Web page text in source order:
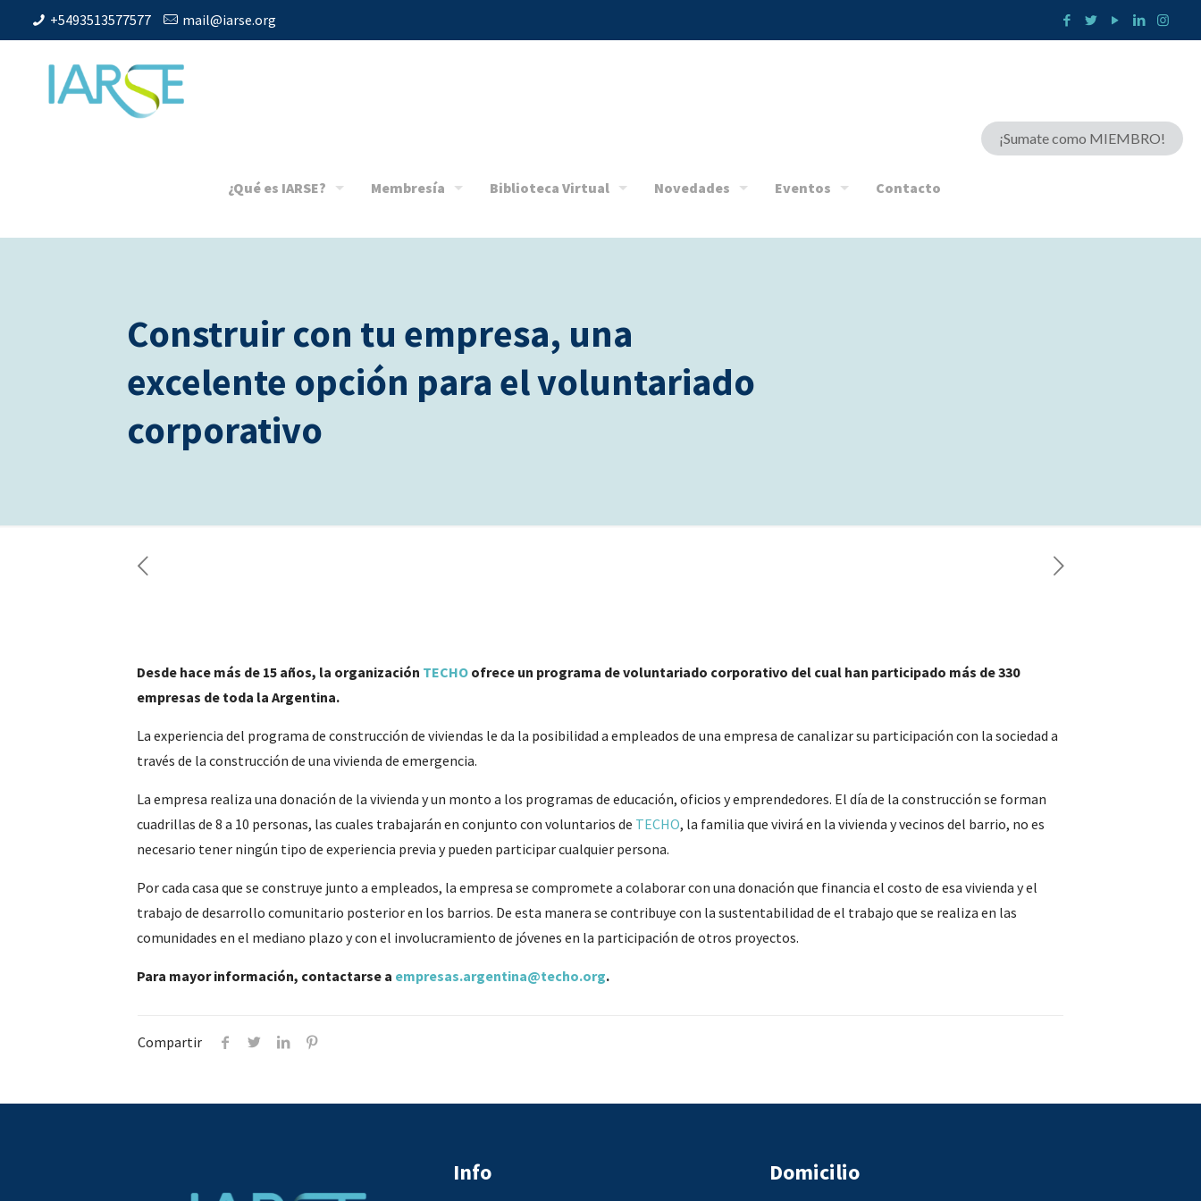
+5493513577577 mail@iarse.org
¿Qué es IARSE? Membresía Biblioteca Virtual Novedades Eventos Contacto
¡Sumate como MIEMBRO!
Construir con tu empresa, una
excelente opción para el voluntariado
corporativo
Desde hace más de 15 años, la organización TECHOofrece un programa de voluntariado corporativo del cual han participado más de 330
empresas de toda la Argentina.
La experiencia del programa de construcción de viviendas le da la posibilidad a empleados de una empresa de canalizar su participación con la sociedad a
través de la construcción de una vivienda de emergencia.
La empresa realiza una donación de la vivienda y un monto a los programas de educación, oficios y emprendedores. El día de la construcción se forman
cuadrillas de 8 a 10 personas, las cuales trabajarán en conjunto con voluntarios de TECHO, la familia que vivirá en la vivienda y vecinos del barrio, no es
necesario tener ningún tipo de experiencia previa y pueden participar cualquier persona.
Por cada casa que se construye junto a empleados, la empresa se compromete a colaborar con una donación que financia el costo de esa vivienda y el
trabajo de desarrollo comunitario posterior en los barrios. De esta manera se contribuye con la sustentabilidad de el trabajo que se realiza en las
comunidades en el mediano plazo y con el involucramiento de jóvenes en la participación de otros proyectos.
Para mayor información, contactarse a empresas.argentina@techo.org.
Compartir
Info Domicilio